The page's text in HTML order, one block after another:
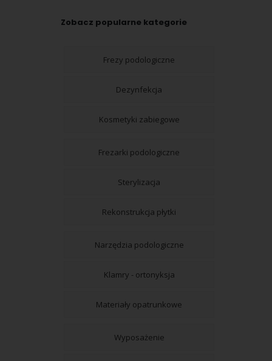
Zobacz popularne kategorie
Frezy podologiczne
Dezynfekcja
Kosmetyki zabiegowe
Frezarki podologiczne
Sterylizacja
Rekonstrukcja płytki
Narzędzia podologiczne
Klamry - ortonyksja
Materiały opatrunkowe
Wyposażenie